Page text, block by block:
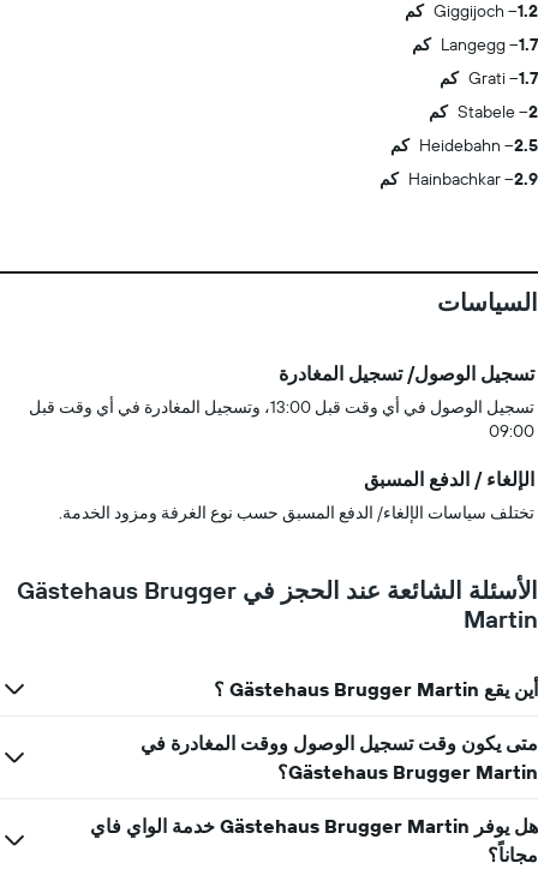
Giggijoch
1.2 كم
Langegg
1.7 كم
Grati
1.7 كم
Stabele
2 كم
Heidebahn
2.5 كم
Hainbachkar
2.9 كم
السياسات
تسجيل الوصول/ تسجيل المغادرة
تسجيل الوصول في أي وقت قبل 13:00، وتسجيل المغادرة في أي وقت قبل
09:00
الإلغاء / الدفع المسبق
تختلف سياسات الإلغاء/ الدفع المسبق حسب نوع الغرفة ومزود الخدمة.
الأسئلة الشائعة عند الحجز في Gästehaus Brugger
Martin
أين يقع Gästehaus Brugger Martin ؟
متى يكون وقت تسجيل الوصول ووقت المغادرة في
Gästehaus Brugger Martin؟
هل يوفر Gästehaus Brugger Martin خدمة الواي فاي
مجاناً؟